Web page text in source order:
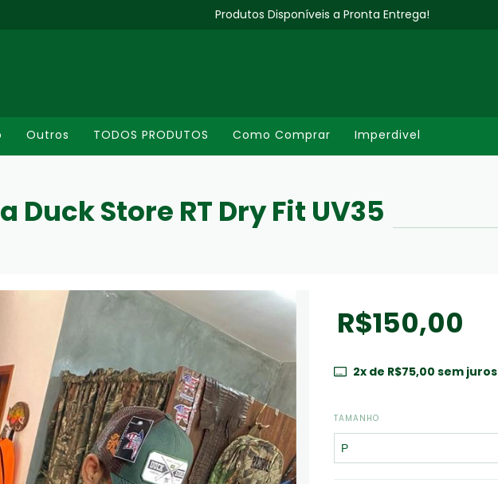
Produtos Disponíveis a Pronta Entrega!
Outros TODOS PRODUTOS Como Comprar Imperdivel
Duck Store RT Dry Fit UV35
R$150,00
2x de R$75,00 sem juros
TAMANHO